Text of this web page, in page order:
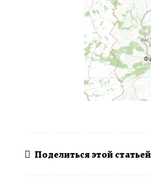
Поделиться этой статьей